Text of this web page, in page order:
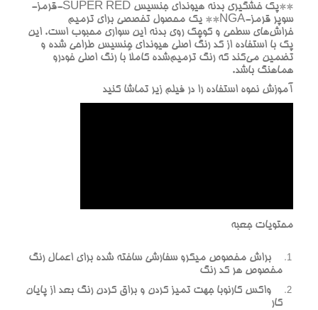
**پک خشگيري بدنه هيونداي جنسيس SUPER RED-قرمز-
سوپر قرمز-NGA** يک محصول تخصصي براي ترميم
خراش‌هاي سطحي و کوچک روي بدنه اين سواري محبوب است. اين
پک با استفاده از کد رنگ اصلي هيونداي جنسيس طراحي شده و
تضمين مي‌کند که رنگ ترميم‌شده کاملاً با رنگ اصلي خودرو
هماهنگ باشد.
آموزش نحوه استفاده را در فيلم زير تماشا کنيد
محتويات جعبه
براش مخصوص ميکرو سفارشي ساخته شده براي اعمال رنگ
مخصوص هر کد رنگ
واکس کارنوبا جهت تميز کردن و براق کردن رنگ بعد از پايان
کار